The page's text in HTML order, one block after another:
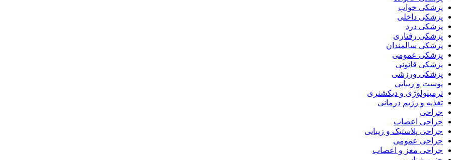
پزشکی خواب
پزشکی داخلی
پزشکی درد
پزشکی رفتاری
پزشکی سالمندان
پزشکی عمومی
پزشکی قانونی
پزشکی ورزشی
پوست و زیبایی
ترمینولوژی و دیکشنری
تغذیه و رژیم درمانی
جراحی
جراحی اعصاب
جراحی پلاستیک و زیبایی
جراحی عمومی
جراحی مغز و اعصاب